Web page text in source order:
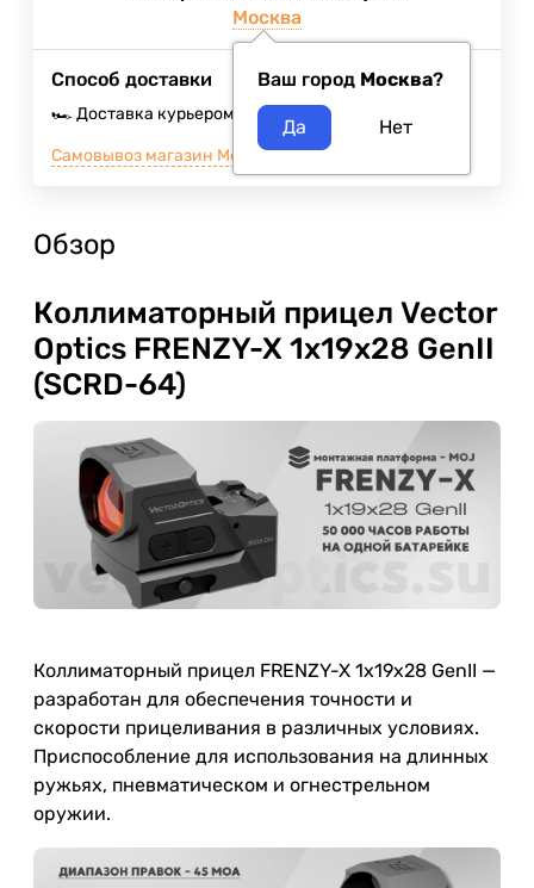
Москва
Ваш город Москва?
Способ доставки
🏎️ Доставка курьером Завтра 400
Самовывоз магазин Москва м.ВДНХ
Обзор
Коллиматорный прицел Vector
Optics FRENZY-X 1x19x28 GenII
(SCRD-64)
Коллиматорный прицел FRENZY-X 1x19x28 GenII —
разработан для обеспечения точности и
скорости прицеливания в различных условиях.
Приспособление для использования на длинных
ружьях, пневматическом и огнестрельном
оружии.